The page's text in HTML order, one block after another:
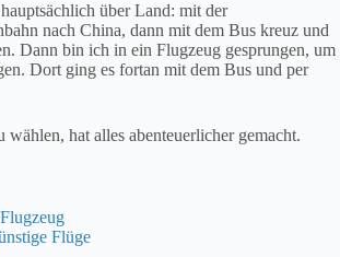
über Land: mit der
nach China, dann mit dem Bus kreuz und
Dann bin ich in ein Flugzeug gesprungen, um
Dort ging es fortan mit dem Bus und per
wählen, hat alles abenteuerlicher gemacht.
Flüge